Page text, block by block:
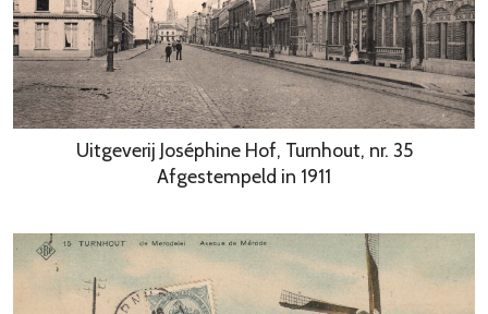
Uitgeverij Joséphine Hof, Turnhout, nr. 35
Afgestempeld in 1911